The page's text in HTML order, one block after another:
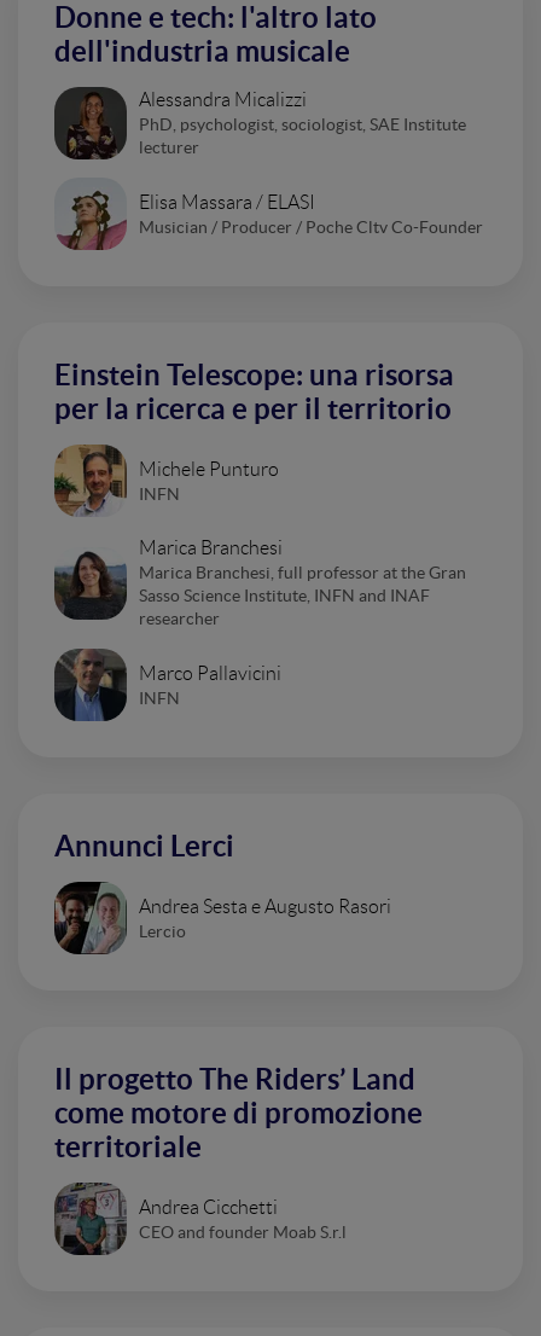
Donne e tech: l'altro lato
dell'industria musicale
Alessandra Micalizzi
PhD, psychologist, sociologist, SAE Institute
lecturer
Elisa Massara / ELASI
Musician / Producer / Poche Cltv Co-Founder
Einstein Telescope: una risorsa
per la ricerca e per il territorio
Michele Punturo
INFN
Marica Branchesi
Marica Branchesi, full professor at the Gran
Sasso Science Institute, INFN and INAF
researcher
Marco Pallavicini
INFN
Annunci Lerci
Andrea Sesta e Augusto Rasori
Lercio
Il progetto The Riders’ Land
come motore di promozione
territoriale
Andrea Cicchetti
CEO and founder Moab S.r.l